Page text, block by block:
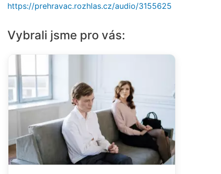
https://prehravac.rozhlas.cz/audio/3155625
Vybrali jsme pro vás: